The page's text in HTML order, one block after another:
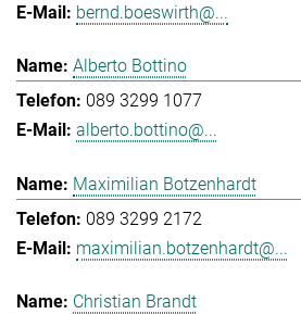
bernd.boeswirth@...
Alberto Bottino
089 3299 1077
alberto.bottino@...
Maximilian Botzenhardt
089 3299 2172
maximilian.botzenhardt@...
Christian Brandt